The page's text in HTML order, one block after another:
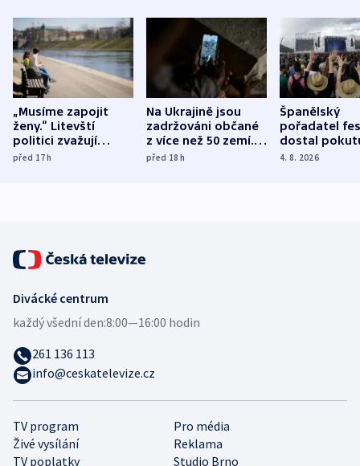
„Musíme zapojit
ženy.“ Litevští
politici zvažují
dohodu o
před 17h
Na Ukrajině jsou
zadržováni občané
z více než 50 zemí.
Bojovali na straně
před 18h
Španělský
pořadatel
dostal
nekalé
4. 8. 2026
TV program
Pro média
Živé vysílání
Reklama
TV poplatky
Studio Brno
Divácké centrum
každý všední den:8:00—16:00 hodin
261 136 113
info@ceskatelevize.cz